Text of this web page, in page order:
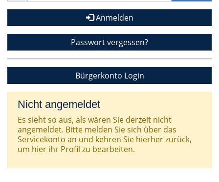
Anmelden
Passwort vergessen?
Bürgerkonto Login
Nicht angemeldet
Es sieht so aus, als wären Sie derzeit nicht
angemeldet. Bitte melden Sie sich über das
Servicekonto an und kehren Sie hierher zurück,
um hier ihr Profil zu bearbeiten.